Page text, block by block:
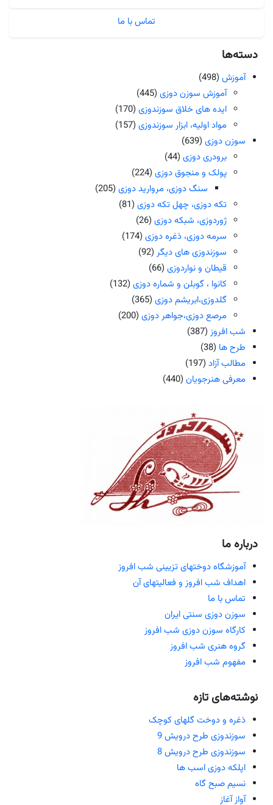
تماس با ما
دسته‌ها
آموزش (498)
آموزش سوزن دوزی (445)
ایده های خلاق سوزندوزی (170)
مواد اولیه، ابزار سوزندوزی (157)
سوزن دوزی (639)
برودری دوزی (44)
پولک و منجوق دوزی (224)
سنگ دوزی، مروارید دوزی(205)
تکه دوزی، چهل تکه دوزی (81)
ژوردوزی، شبکه دوزی (26)
سرمه دوزی، ذغره دوزی (174)
سوزندوزی های دیگر (92)
قیطان و نواردوزی (66)
کانوا ، گوبلن و شماره دوزی (132)
گلدوزی،ابریشم دوزی (365)
مرصع دوزی،جواهر دوزی (200)
شب افروز (387)
طرح ها (38)
مطالب آزاد (197)
معرفی هنرجویان (440)
درباره ما
آموزشگاه دوختهای تزیینی شب افروز
اهداف شب افروز و فعالیتهای آن
تماس با ما
سوزن دوزی سنتی ایران
کارگاه سوزن دوزی شب افروز
گروه هنری شب افروز
مفهوم شب افروز
نوشته‌های تازه
ذغره و دوخت گلهای کوچک
سوزندوزی طرح درویش 9
سوزندوزی طرح درویش 8
اپلکه دوزی اسب ها
نسیم صبح گاه
آواز آغاز